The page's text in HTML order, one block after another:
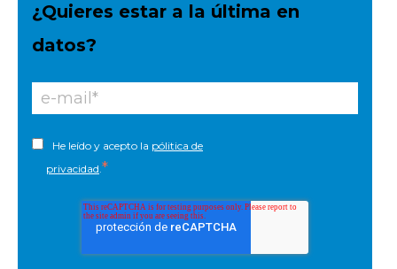
¿Quieres estar a la última en
datos?
He leído y acepto la pólitica de
privacidad.*